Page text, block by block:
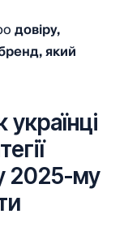
довіру,
який
2025-му